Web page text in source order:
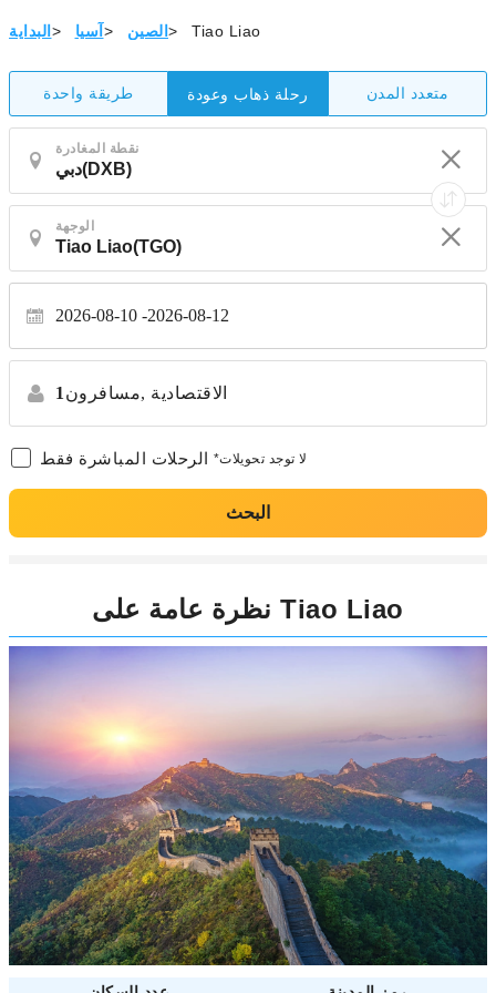
البداية > آسيا > الصين > Tiao Liao
طريقة واحدة رحلة ذهاب وعودة متعدد المدن
نقطة المغادرة
الوجهة
2026-08-10 2026-08-12
1 مسافرون, الاقتصادية
الرحلات المباشرة فقط *لا توجد تحويلات
البحث
نظرة عامة على Tiao Liao